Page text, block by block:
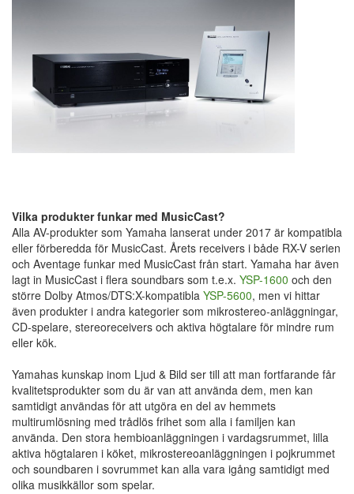
Vilka produkter funkar med MusicCast?
Alla AV-produkter som Yamaha lanserat under 2017 är kompatibla
eller förberedda för MusicCast. Årets receivers i både RX-V serien
och Aventage funkar med MusicCast från start. Yamaha har även
lagt in MusicCast i flera soundbars som t.e.x. YSP-1600 och den
större Dolby Atmos/DTS:X-kompatibla YSP-5600, men vi hittar
även produkter i andra kategorier som mikrostereo-anläggningar,
CD-spelare, stereoreceivers och aktiva högtalare för mindre rum
eller kök.
Yamahas kunskap inom Ljud & Bild ser till att man fortfarande får
kvalitetsprodukter som du är van att använda dem, men kan
samtidigt användas för att utgöra en del av hemmets
multirumlösning med trådlös frihet som alla i familjen kan
använda. Den stora hembioanläggningen i vardagsrummet, lilla
aktiva högtalaren i köket, mikrostereoanläggningen i pojkrummet
och soundbaren i sovrummet kan alla vara igång samtidigt med
olika musikkällor som spelar.